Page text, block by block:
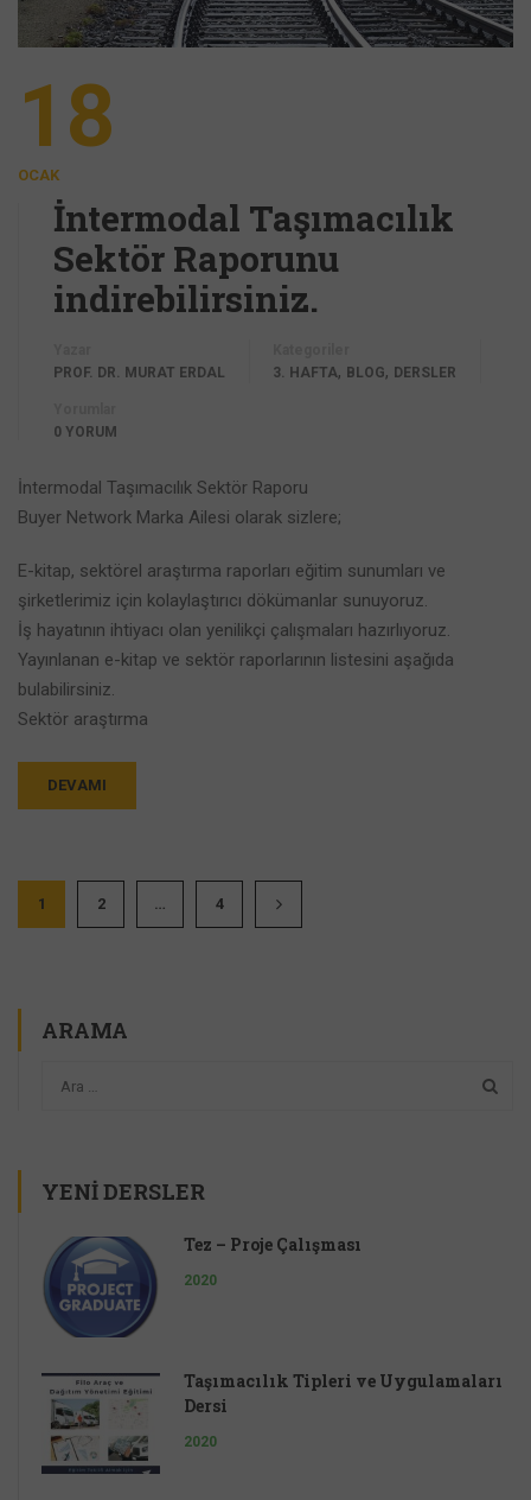
18
OCAK
İntermodal Taşımacılık
Sektör Raporunu
indirebilirsiniz.
PROF. DR. MURAT ERDAL
3. HAFTA, BLOG, DERSLER
0 YORUM
İntermodal Taşımacılık Sektör Raporu
Buyer Network Marka Ailesi olarak sizlere;
E-kitap, sektörel araştırma raporları eğitim sunumları ve
şirketlerimiz için kolaylaştırıcı dökümanlar sunuyoruz.
İş hayatının ihtiyacı olan yenilikçi çalışmaları hazırlıyoruz.
Yayınlanan e-kitap ve sektör raporlarının listesini aşağıda
bulabilirsiniz.
Sektör araştırma
DEVAMI
1 2 4
ARAMA
YENI DERSLER
Tez – Proje Çalışması
2020
Taşımacılık Tipleri ve Uygulamaları
Dersi
2020